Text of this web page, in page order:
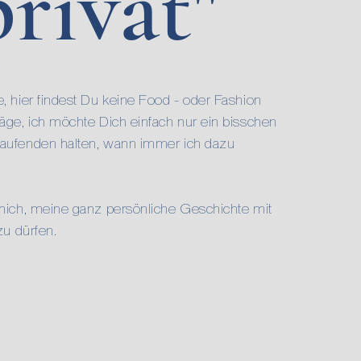
hier findest Du keine Food - oder Fashion
ich möchte Dich einfach nur ein bisschen
halten, wann immer ich dazu
meine ganz persönliche Geschichte mit
dürfen.